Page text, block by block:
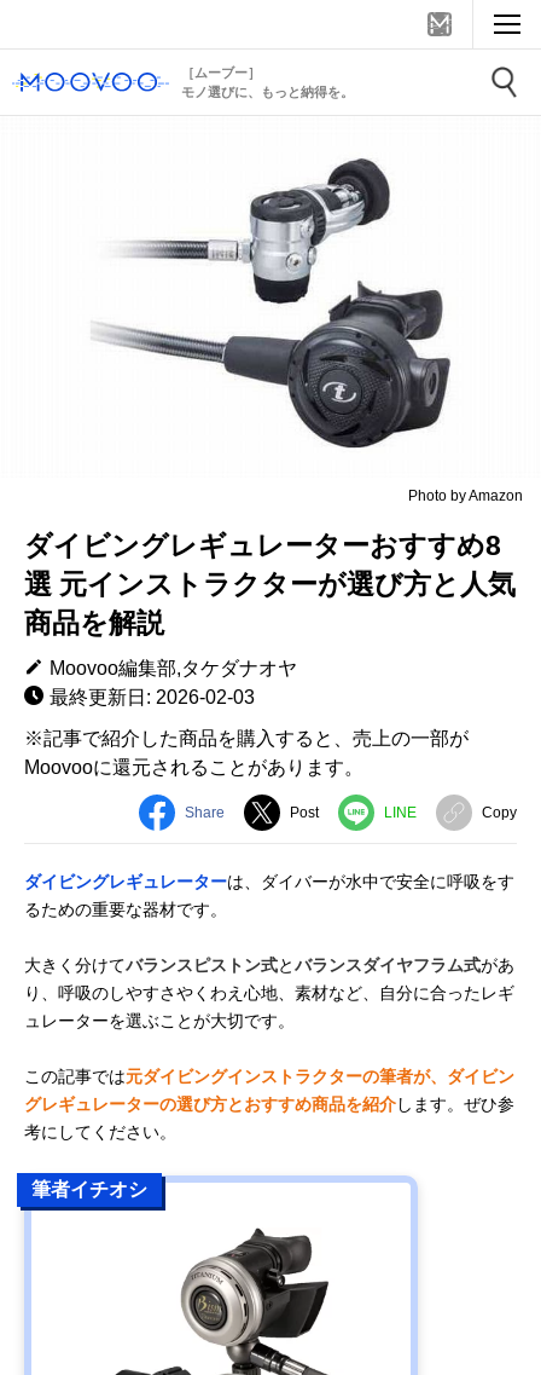
［ムーブー］
モノ選びに、もっと納得を。
Photo by Amazon
ダイビングレギュレーターおすすめ8
選 元インストラクターが選び方と人気
商品を解説
Moovoo編集部,タケダナオヤ
最終更新日: 2026-02-03
※記事で紹介した商品を購入すると、売上の一部が
Moovooに還元されることがあります。
Share Post LINE Copy
ダイビングレギュレーターは、ダイバーが水中で安全に呼吸をす
るための重要な器材です。
大きく分けてバランスピストン式とバランスダイヤフラム式があ
り、呼吸のしやすさやくわえ心地、素材など、自分に合ったレギ
ュレーターを選ぶことが大切です。
この記事では元ダイビングインストラクターの筆者が、ダイビン
グレギュレーターの選び方とおすすめ商品を紹介します。ぜひ参
考にしてください。
筆者イチオシ